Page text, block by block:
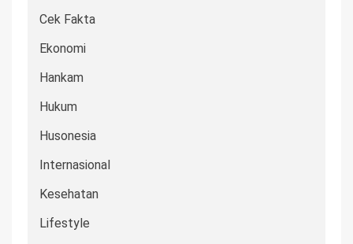
Cek Fakta
Ekonomi
Hankam
Hukum
Husonesia
Internasional
Kesehatan
Lifestyle